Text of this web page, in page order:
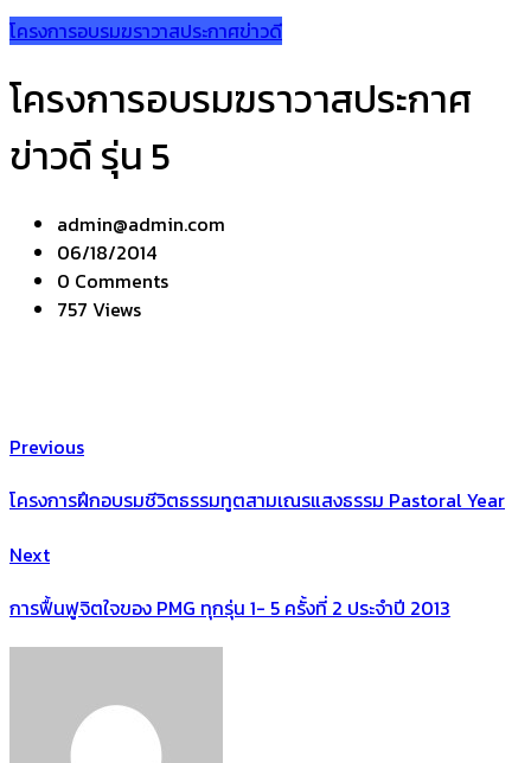
โครงการอบรมฆราวาสประกาศข่าวดี
โครงการอบรมฆราวาสประกาศ
ข่าวดี รุ่น 5
admin@admin.com
06/18/2014
0 Comments
757 Views
Previous
โครงการฝึกอบรมชีวิตธรรมทูตสามเณรแสงธรรม Pastoral Year
Next
การฟื้นฟูจิตใจของ PMG ทุกรุ่น 1- 5 ครั้งที่ 2 ประจำปี 2013